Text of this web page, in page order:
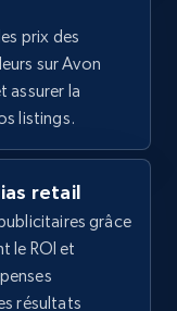
and
by
prix des
sur Avon
assurer la
listings.
retail
grâce
le ROI et
résultats